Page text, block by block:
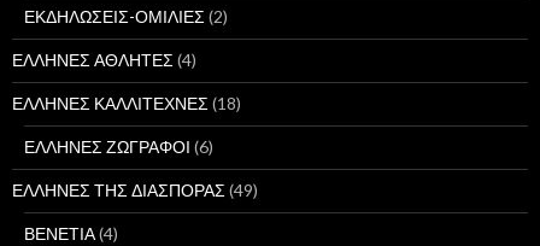
ΕΚΔΗΛΩΣΕΙΣ-ΟΜΙΛΙΕΣ (2)
ΕΛΛΗΝΕΣ ΑΘΛΗΤΕΣ (4)
ΕΛΛΗΝΕΣ ΚΑΛΛΙΤΕΧΝΕΣ (18)
ΕΛΛΗΝΕΣ ΖΩΓΡΑΦΟΙ (6)
ΕΛΛΗΝΕΣ ΤΗΣ ΔΙΑΣΠΟΡΑΣ (49)
ΒΕΝΕΤΙΑ(4)